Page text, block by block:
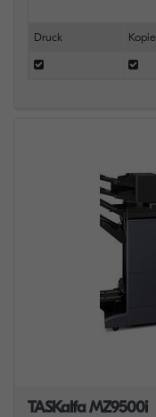
Druck Kopie
TASKalfa MZ9500i